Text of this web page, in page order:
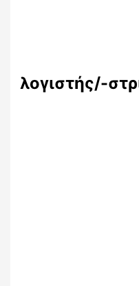
λογιστής/-